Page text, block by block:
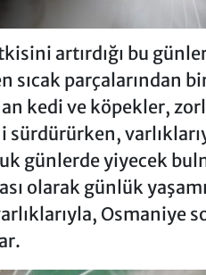
artırdığı bu
sıcak parçalarından
kedi ve köpekler,
günlerde yiyecek
olarak günlük
Osmaniye